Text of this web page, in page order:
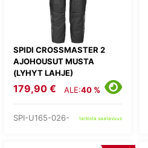
SPIDI CROSSMASTER 2
AJOHOUSUT MUSTA
(LYHYT LAHJE)
179,90 € ALE:40 %
SPI-U165-026- tarkista saatavuus